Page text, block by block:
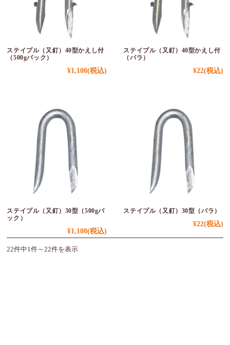
ステイプル（又釘）40型かえし付
（500gパック）
¥1,100(税込)
ステイプル（又釘）40型かえし付
（バラ）
¥22(税込)
ステイプル（又釘）30型（500gパ
ック）
¥1,100(税込)
ステイプル（又釘）30型（バラ）
¥22(税込)
22件中1件～22件を表示